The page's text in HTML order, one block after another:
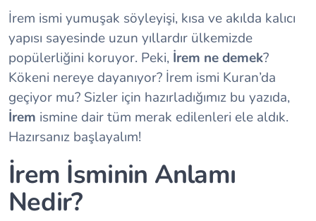
İrem ismi yumuşak söyleyişi, kısa ve akılda kalıcı
yapısı sayesinde uzun yıllardır ülkemizde
popülerliğini koruyor. Peki, İrem ne demek?
Kökeni nereye dayanıyor? İrem ismi Kuran’da
geçiyor mu? Sizler için hazırladığımız bu yazıda,
İrem ismine dair tüm merak edilenleri ele aldık.
Hazırsanız başlayalım!
İrem İsminin Anlamı
Nedir?